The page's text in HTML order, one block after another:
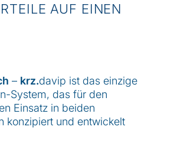
AUF EINEN
– krz.davip ist das einzige
System, das für den
Einsatz in beiden
konzipiert und entwickelt